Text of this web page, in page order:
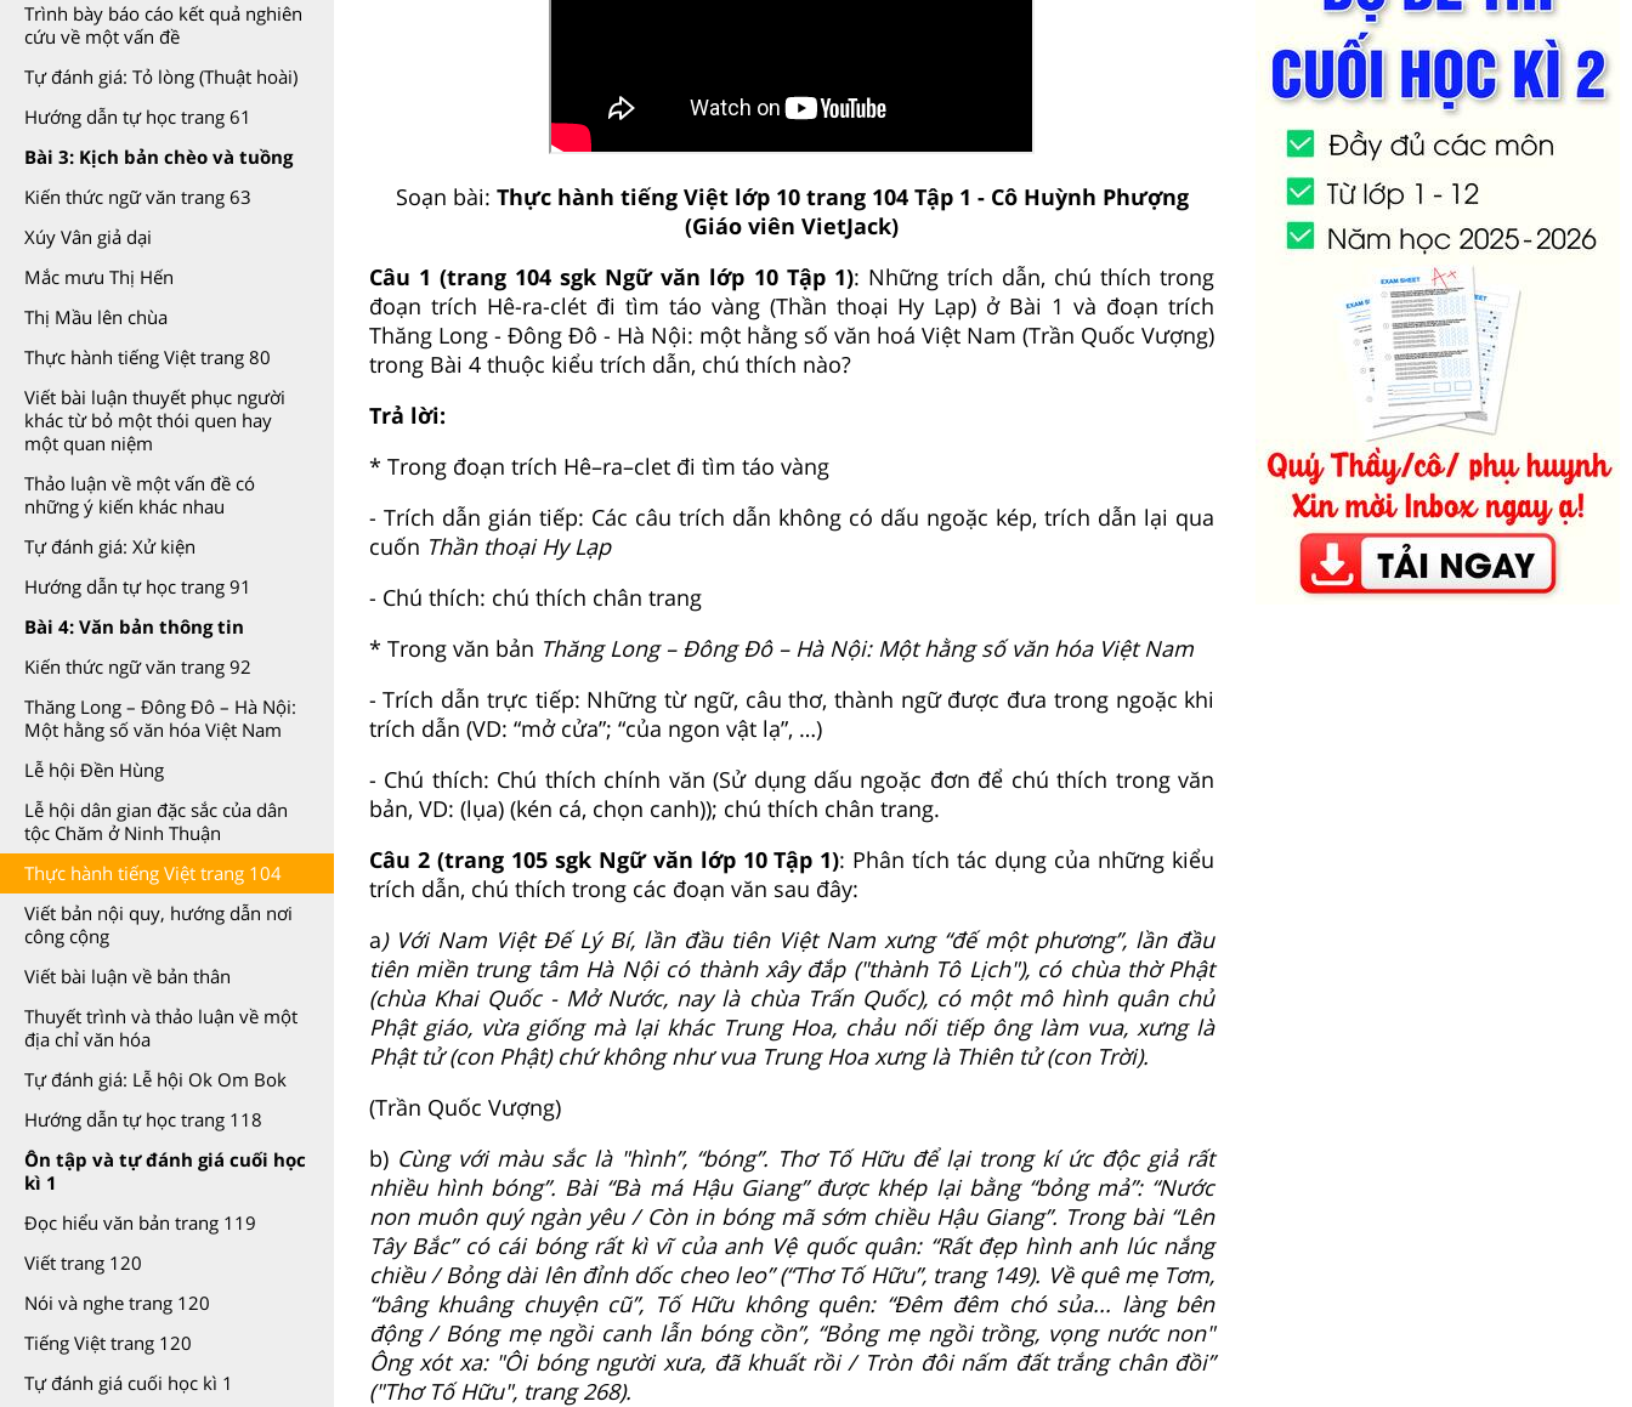
Trình bày báo cáo kết quả nghiên
cứu về một vấn đề
Tự đánh giá: Tỏ lòng (Thuật hoài)
Hướng dẫn tự học trang 61
Bài 3: Kịch bản chèo và tuồng
Kiến thức ngữ văn trang 63
Xúy Vân giả dại
Mắc mưu Thị Hến
Thị Mầu lên chùa
Thực hành tiếng Việt trang 80
Viết bài luận thuyết phục người
khác từ bỏ một thói quen hay
một quan niệm
Thảo luận về một vấn đề có
những ý kiến khác nhau
Tự đánh giá: Xử kiện
Hướng dẫn tự học trang 91
Bài 4: Văn bản thông tin
Kiến thức ngữ văn trang 92
Thăng Long – Đông Đô – Hà Nội:
Một hằng số văn hóa Việt Nam
Lễ hội Đền Hùng
Lễ hội dân gian đặc sắc của dân
tộc Chăm ở Ninh Thuận
Thực hành tiếng Việt trang 104
Viết bản nội quy, hướng dẫn nơi
công cộng
Viết bài luận về bản thân
Thuyết trình và thảo luận về một
địa chỉ văn hóa
Tự đánh giá: Lễ hội Ok Om Bok
Hướng dẫn tự học trang 118
Ôn tập và tự đánh giá cuối học
kì 1
Đọc hiểu văn bản trang 119
Viết trang 120
Nói và nghe trang 120
Tiếng Việt trang 120
Tự đánh giá cuối học kì 1
Soạn bài: Thực hành tiếng Việt lớp 10 trang 104 Tập 1 - Cô Huỳnh Phượng
(Giáo viên VietJack)
Câu 1 (trang 104 sgk Ngữ văn lớp 10 Tập 1): Những trích dẫn, chú thích trong
đoạn trích Hê-ra-clét đi tìm táo vàng (Thần thoại Hy Lạp) ở Bài 1 và đoạn trích
Thăng Long - Đông Đô - Hà Nội: một hằng số văn hoá Việt Nam (Trần Quốc Vượng)
trong Bài 4 thuộc kiểu trích dẫn, chú thích nào?
Trả lời:
* Trong đoạn trích Hê–ra–clet đi tìm táo vàng
- Trích dẫn gián tiếp: Các câu trích dẫn không có dấu ngoặc kép, trích dẫn lại qua
cuốn Thần thoại Hy Lạp
- Chú thích: chú thích chân trang
* Trong văn bản Thăng Long – Đông Đô – Hà Nội: Một hằng số văn hóa Việt Nam
- Trích dẫn trực tiếp: Những từ ngữ, câu thơ, thành ngữ được đưa trong ngoặc khi
trích dẫn (VD: “mở cửa”; “của ngon vật lạ”, …)
- Chú thích: Chú thích chính văn (Sử dụng dấu ngoặc đơn để chú thích trong văn
bản, VD: (lụa) (kén cá, chọn canh)); chú thích chân trang.
Câu 2 (trang 105 sgk Ngữ văn lớp 10 Tập 1): Phân tích tác dụng của những kiểu
trích dẫn, chú thích trong các đoạn văn sau đây:
a) Với Nam Việt Đế Lý Bí, lần đầu tiên Việt Nam xưng “đế một phương”, lần đầu
tiên miền trung tâm Hà Nội có thành xây đắp ("thành Tô Lịch"), có chùa thờ Phật
(chùa Khai Quốc - Mở Nước, nay là chùa Trấn Quốc), có một mô hình quân chủ
Phật giáo, vừa giống mà lại khác Trung Hoa, chảu nối tiếp ông làm vua, xưng là
Phật tử (con Phật) chứ không như vua Trung Hoa xưng là Thiên tử (con Trời).
(Trần Quốc Vượng)
b) Cùng với màu sắc là "hình”, “bóng”. Thơ Tố Hữu để lại trong kí ức độc giả rất
nhiều hình bóng”. Bài “Bà má Hậu Giang” được khép lại bằng “bỏng mả”: “Nước
non muôn quý ngàn yêu / Còn in bóng mã sớm chiều Hậu Giang”. Trong bài “Lên
Tây Bắc” có cái bóng rất kì vĩ của anh Vệ quốc quân: “Rất đẹp hình anh lúc nắng
chiều / Bỏng dài lên đỉnh dốc cheo leo” (“Thơ Tố Hữu”, trang 149). Về quê mẹ Tơm,
“bâng khuâng chuyện cũ”, Tố Hữu không quên: “Đêm đêm chó sủa... làng bên
động / Bóng mẹ ngồi canh lẫn bóng cồn”, “Bỏng mẹ ngồi trồng, vọng nước non"
Ông xót xa: "Ôi bóng người xưa, đã khuất rồi / Tròn đôi nấm đất trắng chân đồi”
("Thơ Tố Hữu", trang 268).